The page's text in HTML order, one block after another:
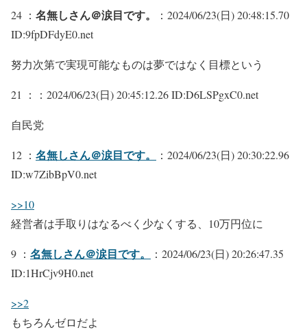
24 ： 名無しさん＠涙目です。
：2024/06/23(日) 20:48:15.70
ID:9fpDFdyE0.net
努力次第で実現可能なものは夢ではなく目標という
21 ： ：2024/06/23(日) 20:45:12.26 ID:D6LSPgxC0.net
自民党
12 ： 名無しさん＠涙目です。
：2024/06/23(日) 20:30:22.96
ID:w7ZibBpV0.net
>>10
経営者は手取りはなるべく少なくする、10万円位に
9 ： 名無しさん＠涙目です。
：2024/06/23(日) 20:26:47.35
ID:1HrCjv9H0.net
>>2
もちろんゼロだよ